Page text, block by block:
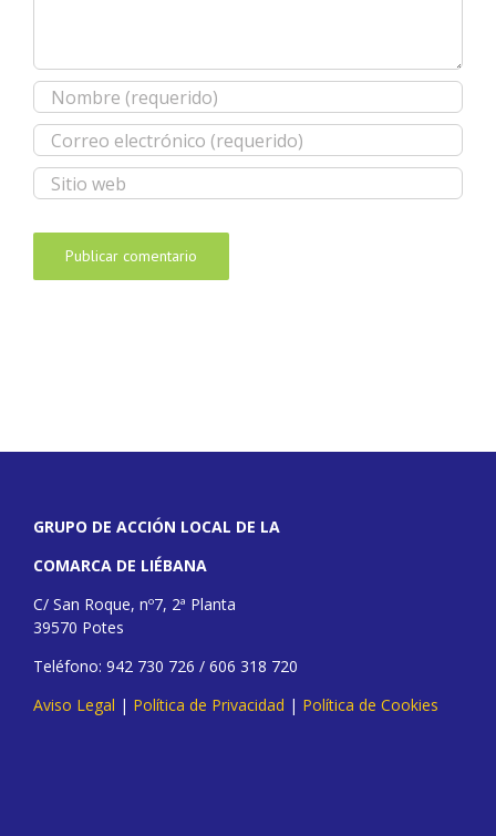
GRUPO DE ACCIÓN LOCAL DE LA
COMARCA DE LIÉBANA
C/ San Roque, nº7, 2ª Planta
39570 Potes
Teléfono: 942 730 726 / 606 318 720
Aviso Legal | Política de Privacidad | Política de Cookies